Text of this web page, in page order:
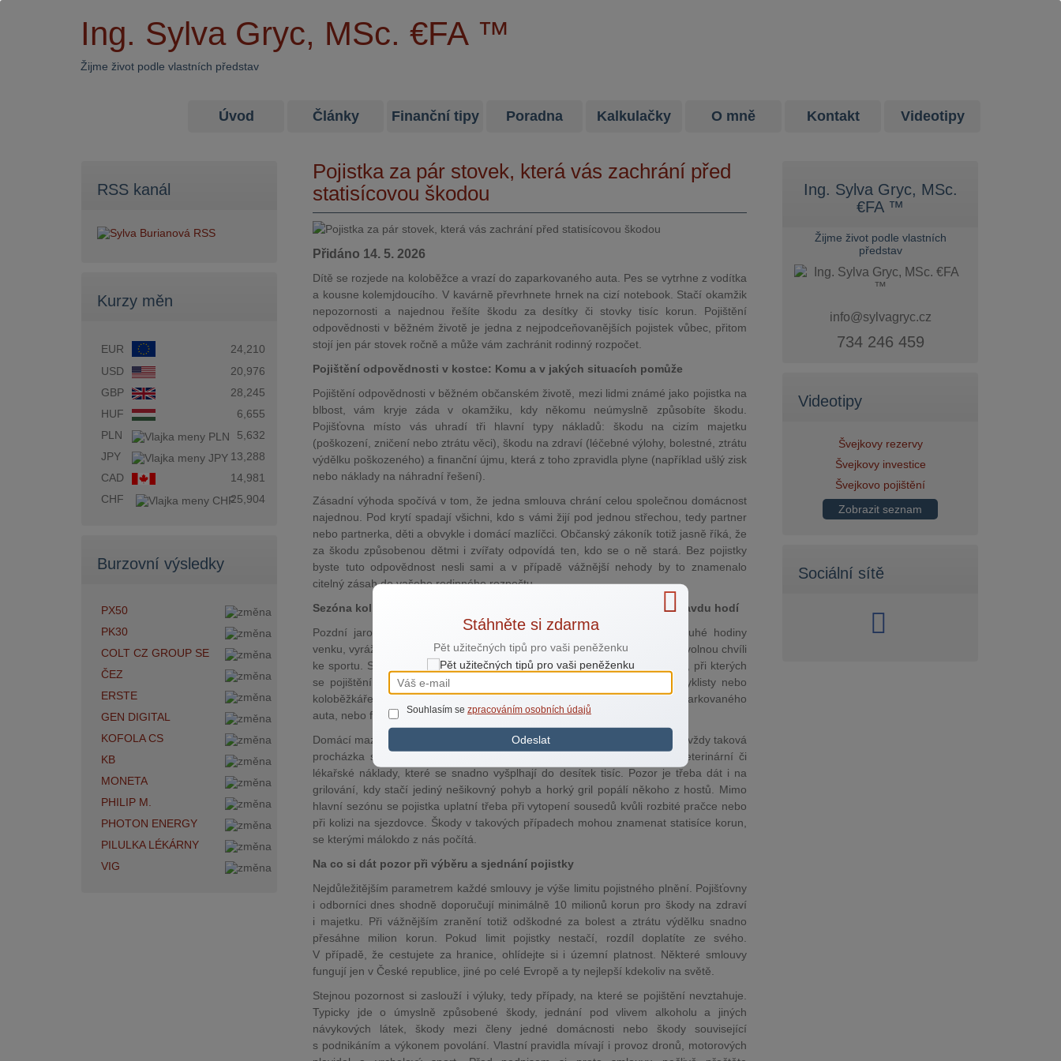
Ing. Sylva Gryc, MSc. €FA ™
Žijme život podle vlastních představ
Úvod Články Finanční tipy Poradna Kalkulačky O mně Kontakt Videotipy
RSS kanál
Kurzy měn
EUR
24,210
USD
20,976
GBP
28,245
HUF
6,655
PLN
5,632
JPY
13,288
CAD
14,981
CHF
25,904
Burzovní výsledky
PX50
PK30
COLT CZ GROUP SE
ČEZ
ERSTE
GEN DIGITAL
KOFOLA CS
KB
MONETA
PHILIP M.
PHOTON ENERGY
PILULKA LÉKÁRNY
VIG
Pojistka za pár stovek, která vás zachrání před
statisícovou škodou
Přidáno 14. 5. 2026
Dítě se rozjede na koloběžce a vrazí do zaparkovaného auta. Pes se vytrhne z vodítka
a kousne kolemjdoucího. V kavárně převrhnete hrnek na cizí notebook. Stačí okamžik
nepozornosti a najednou řešíte škodu za desítky či stovky tisíc korun. Pojištění
odpovědnosti v běžném životě je jedna z nejpodceňovanějších pojistek vůbec, přitom
stojí jen pár stovek ročně a může vám zachránit rodinný rozpočet.
Pojištění odpovědnosti v kostce: Komu a v jakých situacích pomůže
Pojištění odpovědnosti v běžném občanském životě, mezi lidmi známé jako pojistka na
blbost, vám kryje záda v okamžiku, kdy někomu neúmyslně způsobíte škodu.
Pojišťovna místo vás uhradí tři hlavní typy nákladů: škodu na cizím majetku
(poškození, zničení nebo ztrátu věci), škodu na zdraví (léčebné výlohy, bolestné, ztrátu
výdělku poškozeného) a finanční újmu, která z toho zpravidla plyne (například ušlý zisk
nebo náklady na náhradní řešení).
Zásadní výhoda spočívá v tom, že jedna smlouva chrání celou společnou domácnost
najednou. Pod krytí spadají všichni, kdo s vámi žijí pod jednou střechou, tedy partner
nebo partnerka, děti a obvykle i domácí mazlíčci. Občanský zákoník totiž jasně říká, že
za škodu způsobenou dětmi i zvířaty odpovídá ten, kdo se o ně stará. Bez pojistky
byste tuto odpovědnost nesli sami a v případě vážnější nehody by to znamenalo
citelný zásah do vašeho rodinného rozpočtu.
Sezóna kol, koloběžek a grilování: Kdy se pojistka odpovědnosti opravdu hodí
Pozdní jaro a léto patří k nejaktivnějším obdobím v roce. Trávíme dlouhé hodiny
venku, vyrážíme na výlety, pořádáme oslavy s přáteli a využíváme každou volnou chvíli
ke sportu. Spolu s pohodou ale přichází i řada drobných či větších malérů, při kterých
se pojištění odpovědnosti opravdu hodí. Mezi nejčastější patří srážka cyklisty nebo
koloběžkáře s chodcem, nepozorné dítě na koloběžce, které vrazí do zaparkovaného
auta, nebo fotbalový míč, který rozbije sousedovo okno.
Domácí mazlíčci si v teplých měsících užívají dlouhé procházky, ovšem ne vždy taková
procházka skončí dobře. Pokousání běžce nebo jiného psa znamená veterinární či
lékařské náklady, které se snadno vyšplhají do desítek tisíc. Pozor je třeba dát i na
grilování, kdy stačí jediný nešikovný pohyb a horký gril popálí někoho z hostů. Mimo
hlavní sezónu se pojistka uplatní třeba při vytopení sousedů kvůli rozbité pračce nebo
při kolizi na sjezdovce. Škody v takových případech mohou znamenat statisíce korun,
se kterými málokdo z nás počítá.
Na co si dát pozor při výběru a sjednání pojistky
Nejdůležitějším parametrem každé smlouvy je výše limitu pojistného plnění. Pojišťovny
i odborníci dnes shodně doporučují minimálně 10 milionů korun pro škody na zdraví
i majetku. Při vážnějším zranění totiž odškodné za bolest a ztrátu výdělku snadno
přesáhne milion korun. Pokud limit pojistky nestačí, rozdíl doplatíte ze svého.
V případě, že cestujete za hranice, ohlídejte si i územní platnost. Některé smlouvy
fungují jen v České republice, jiné po celé Evropě a ty nejlepší kdekoliv na světě.
Stejnou pozornost si zaslouží i výluky, tedy případy, na které se pojištění nevztahuje.
Typicky jde o úmyslně způsobené škody, jednání pod vlivem alkoholu a jiných
návykových látek, škody mezi členy jedné domácnosti nebo škody související
s podnikáním a výkonem povolání. Vlastní pravidla mívají i provoz dronů, motorových
Ing. Sylva Gryc, MSc.
€FA ™
Žijme život podle vlastních
představ
info@sylvagryc.cz
734 246 459
Videotipy
Švejkovy rezervy
Švejkovy investice
Švejkovo pojištění
Zobrazit seznam
Sociální sítě
Stáhněte si zdarma
Pět užitečných tipů pro vaši peněženku
Souhlasím se zpracováním osobních údajů
Odeslat